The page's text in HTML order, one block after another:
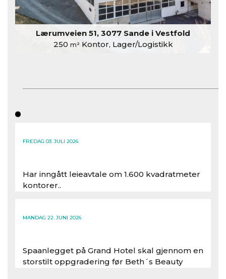
Lærumveien 51, 3077 Sande i Vestfold
250 m²Kontor, Lager/Logistikk
FREDAG 03. JULI 2026
Har inngått leieavtale om 1.600 kvadratmeter
kontorer..
MANDAG 22. JUNI 2026
Spaanlegget på Grand Hotel skal gjennom en
storstilt oppgradering før Beth´s Beauty